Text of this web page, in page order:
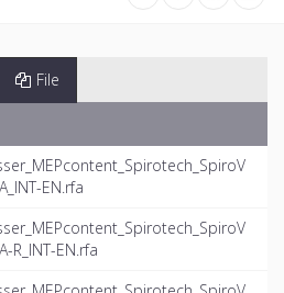
File
EN.rfa
R_INT-EN.rfa